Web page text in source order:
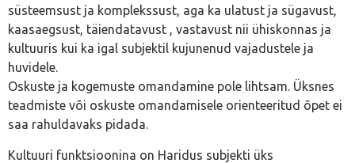
süsteemsust ja komplekssust, aga ka ulatust ja sügavust,
kaasaegsust, täiendatavust , vastavust nii ühiskonnas ja
kultuuris kui ka igal subjektil kujunenud vajadustele ja
huvidele.
Oskuste ja kogemuste omandamine pole lihtsam. Üksnes
teadmiste või oskuste omandamisele orienteeritud õpet ei
saa rahuldavaks pidada.
Kultuuri funktsioonina on Haridus subjekti üks